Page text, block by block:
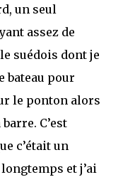
un seul
assez de
suédois dont je
bateau pour
le ponton alors
C’est
c’était un
et j’ai